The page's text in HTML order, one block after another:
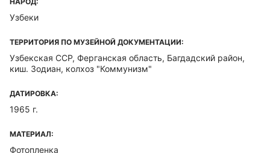
Узбеки
ТЕРРИТОРИЯ ПО МУЗЕЙНОЙ ДОКУМЕНТАЦИИ:
Узбекская ССР, Ферганская область, Багдадский район,
киш. Зодиан, колхоз "Коммунизм"
ДАТИРОВКА:
1965 г.
МАТЕРИАЛ:
Фотопленка